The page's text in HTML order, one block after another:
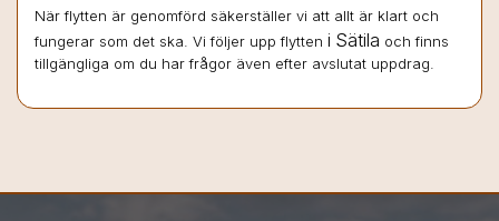
När flytten är genomförd säkerställer vi att allt är klart och
fungerar som det ska. Vi följer upp flytten i Sätila och finns
tillgängliga om du har frågor även efter avslutat uppdrag.